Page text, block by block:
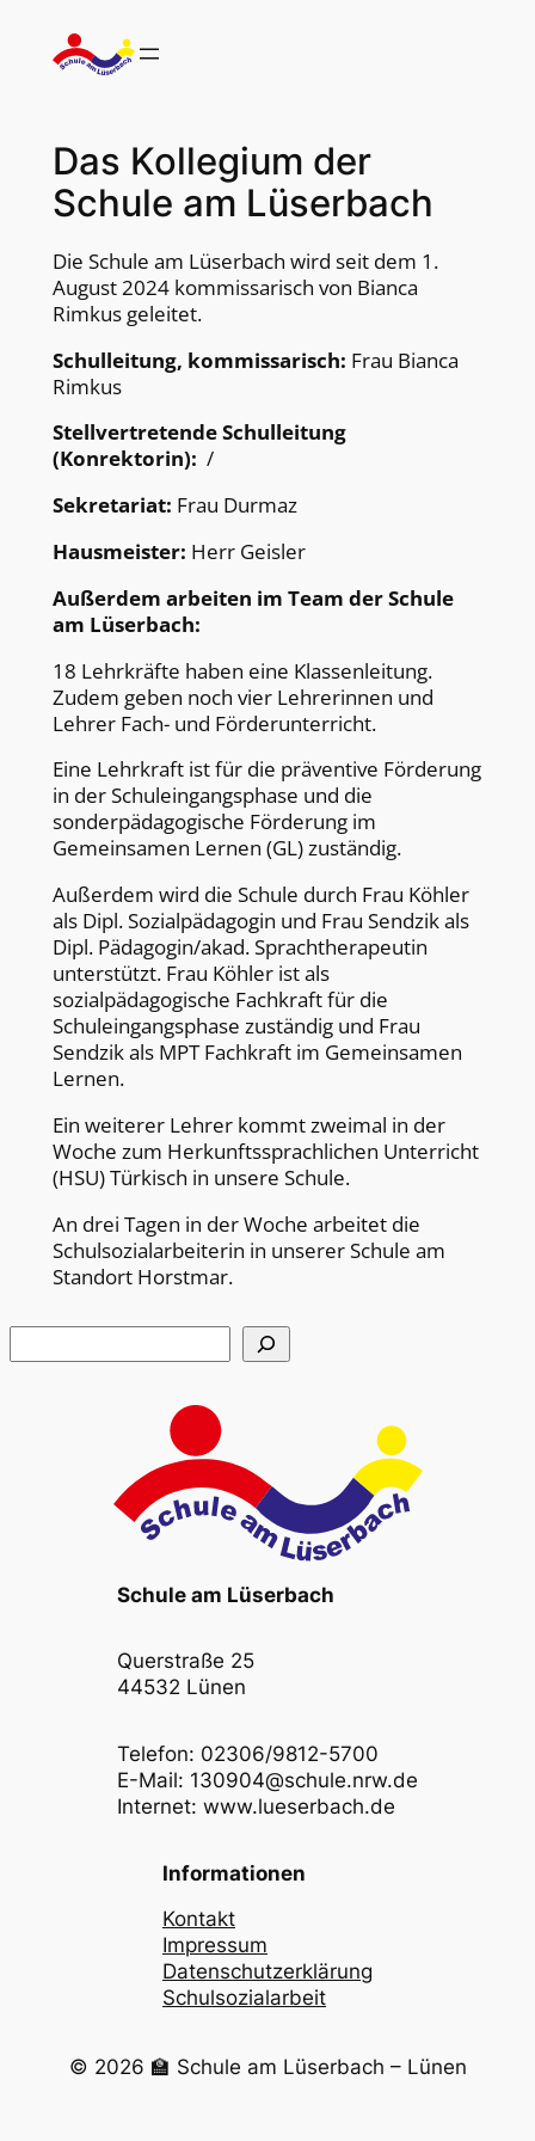
Inhalt
springen
Das Kollegium der
Schule am Lüserbach
Die Schule am Lüserbach wird seit dem 1.
August 2024 kommissarisch von Bianca
Rimkus geleitet.
Schulleitung, kommissarisch: Frau Bianca
Rimkus
Stellvertretende Schulleitung
(Konrektorin): /
Sekretariat: Frau Durmaz
Hausmeister: Herr Geisler
Außerdem arbeiten im Team der Schule
am Lüserbach:
18 Lehrkräfte haben eine Klassenleitung.
Zudem geben noch vier Lehrerinnen und
Lehrer Fach- und Förderunterricht.
Eine Lehrkraft ist für die präventive Förderung
in der Schuleingangsphase und die
sonderpädagogische Förderung im
Gemeinsamen Lernen (GL) zuständig.
Außerdem wird die Schule durch Frau Köhler
als Dipl. Sozialpädagogin und Frau Sendzik als
Dipl. Pädagogin/akad. Sprachtherapeutin
unterstützt. Frau Köhler ist als
sozialpädagogische Fachkraft für die
Schuleingangsphase zuständig und Frau
Sendzik als MPT Fachkraft im Gemeinsamen
Lernen.
Ein weiterer Lehrer kommt zweimal in der
Woche zum Herkunftssprachlichen Unterricht
(HSU) Türkisch in unsere Schule.
An drei Tagen in der Woche arbeitet die
Schulsozialarbeiterin in unserer Schule am
Standort Horstmar.
Schule am Lüserbach
Querstraße 25
44532 Lünen
Telefon: 02306/9812-5700
E-Mail: 130904@schule.nrw.de
Internet: www.lueserbach.de
Informationen
Kontakt
Impressum
Datenschutzerklärung
Schulsozialarbeit
© 2026 🏫 Schule am Lüserbach – Lünen